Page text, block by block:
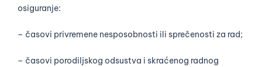
osiguranje:
– časovi privremene nesposobnosti ili sprečenosti za rad;
– časovi porodiljskog odsustva i skraćenog radnog